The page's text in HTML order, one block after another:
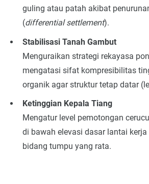
guling atau patah akibat
(differential settlement).
Stabilisasi Tanah Gambut
Menguraikan strategi rekayasa
mengatasi sifat kompresibilitas
organik agar struktur tetap datar
Ketinggian Kepala Tiang
Mengatur level pemotongan
di bawah elevasi dasar lantai
bidang tumpu yang rata.